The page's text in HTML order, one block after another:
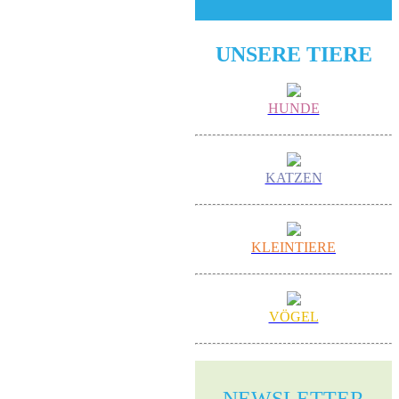
UNSERE TIERE
HUNDE
KATZEN
KLEINTIERE
VÖGEL